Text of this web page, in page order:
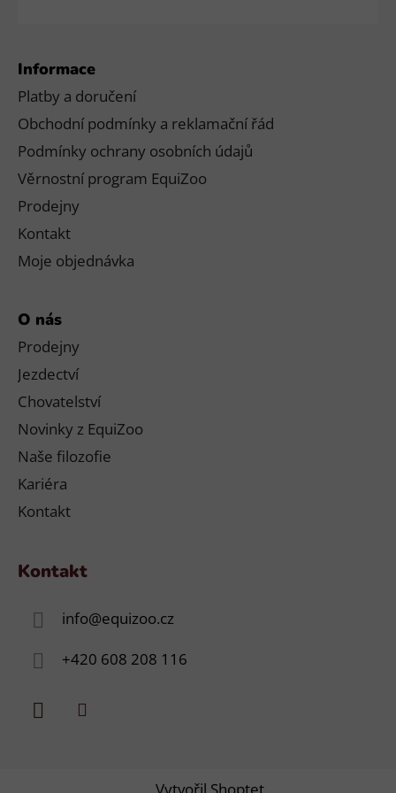
Informace
Platby a doručení
Obchodní podmínky a reklamační řád
Podmínky ochrany osobních údajů
Věrnostní program EquiZoo
Prodejny
Kontakt
Moje objednávka
O nás
Prodejny
Jezdectví
Chovatelství
Novinky z EquiZoo
Naše filozofie
Kariéra
Kontakt
Kontakt
info@equizoo.cz
+420 608 208 116
Vytvořil Shoptet